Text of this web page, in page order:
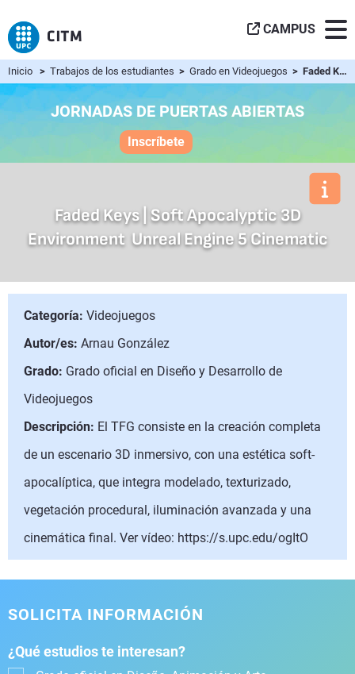
CAMPUS
Inicio > Trabajos de los estudiantes > Grado en Videojuegos > Faded Keys | Soft Apocalyptic 3D Environment  Unreal Eng...
JORNADAS DE PUERTAS ABIERTAS
Inscríbete
Faded Keys | Soft Apocalyptic 3D
Environment  Unreal Engine 5 Cinematic
Categoría: Videojuegos
Autor/es: Arnau González
Grado: Grado oficial en Diseño y Desarrollo de
Videojuegos
Descripción: El TFG consiste en la creación completa
de un escenario 3D inmersivo, con una estética soft-
apocalíptica, que integra modelado, texturizado,
vegetación procedural, iluminación avanzada y una
cinemática final. Ver vídeo: https://s.upc.edu/ogItO
SOLICITA INFORMACIÓN
¿Qué estudios te interesan?